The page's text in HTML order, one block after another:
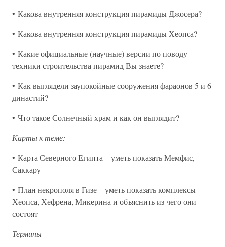
• Какова внутренняя конструкция пирамиды Джосера?
• Какова внутренняя конструкция пирамиды Хеопса?
• Какие официальные (научные) версии по поводу
техники строительства пирамид Вы знаете?
• Как выглядели заупокойные сооружения фараонов 5 и 6
династий?
• Что такое Солнечный храм и как он выглядит?
Карты к теме:
• Карта Северного Египта – уметь показать Мемфис,
Саккару
• План некрополя в Гизе – уметь показать комплексы
Хеопса, Хефрена, Микерина и объяснить из чего они
состоят
Термины